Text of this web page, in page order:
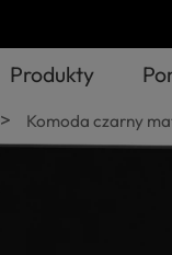
Produkty
> Komoda czarny